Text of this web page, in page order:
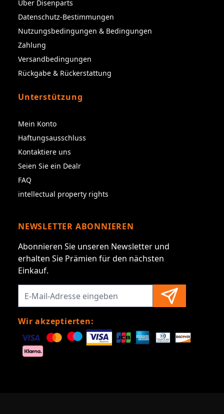
Über Disenparts
Datenschutz-Bestimmungen
Nutzungsbedingungen & Bedingungen
Zahlung
Versandbedingungen
Rückgabe & Rückerstattung
Unterstützung
Mein Konto
Haftungsausschluss
Kontaktiere uns
Seien Sie ein Dealr
FAQ
intellectual property rights
NEWSLETTER ABONNIEREN
Abonnieren Sie unseren Newsletter und
erhalten Sie Prämien für den nächsten
Einkauf.
Wir akzeptierten: